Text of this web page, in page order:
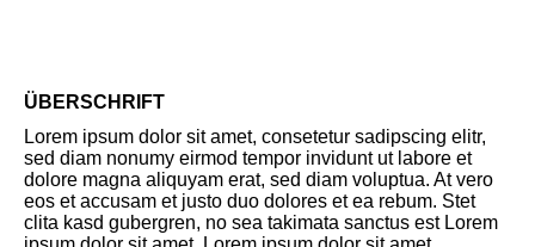
ÜBERSCHRIFT
Lorem ipsum dolor sit amet, consetetur sadipscing elitr,
sed diam nonumy eirmod tempor invidunt ut labore et
dolore magna aliquyam erat, sed diam voluptua. At vero
eos et accusam et justo duo dolores et ea rebum. Stet
clita kasd gubergren, no sea takimata sanctus est Lorem